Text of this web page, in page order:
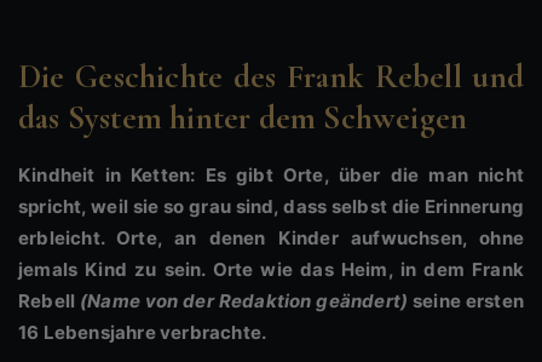
Die Geschichte des Frank Rebell und
das System hinter dem Schweigen
Kindheit in Ketten: Es gibt Orte, über die man nicht
spricht, weil sie so grau sind, dass selbst die Erinnerung
erbleicht. Orte, an denen Kinder aufwuchsen, ohne
jemals Kind zu sein. Orte wie das Heim, in dem Frank
Rebell (Name von der Redaktion geändert) seine ersten
16 Lebensjahre verbrachte.